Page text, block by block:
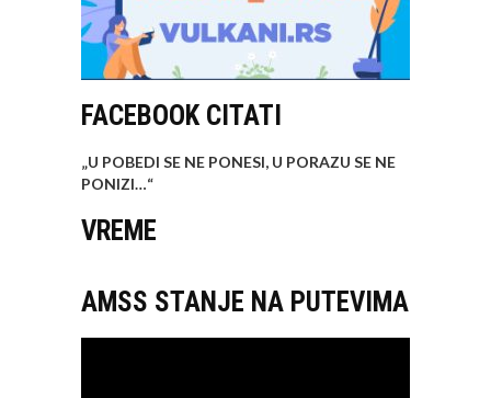
FACEBOOK CITATI
„U POBEDI SE NE PONESI, U PORAZU SE NE
PONIZI…“
VREME
AMSS STANJE NA PUTEVIMA